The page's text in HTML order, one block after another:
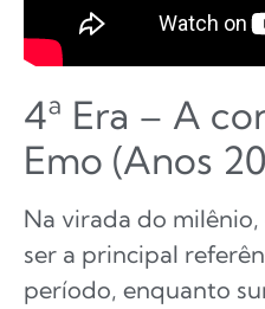
4ª Era – A
Emo (Anos
Na virada do
ser a principal
período, enquanto